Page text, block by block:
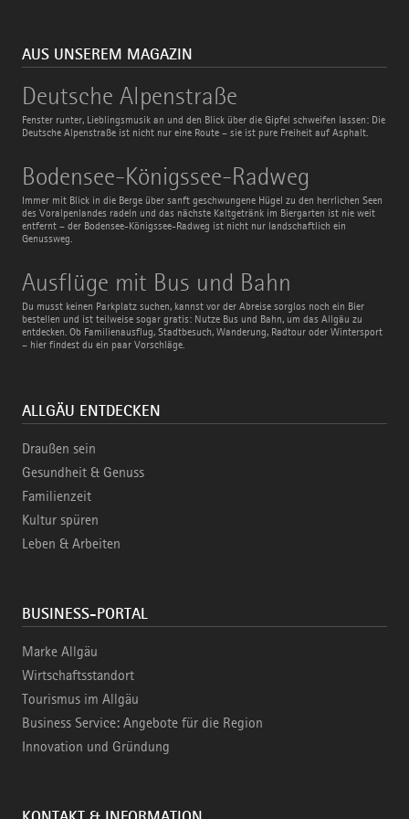
AUS UNSEREM MAGAZIN
Deutsche Alpenstraße
Fenster runter, Lieblingsmusik an und den Blick über die Gipfel schweifen lassen: Die
Deutsche Alpenstraße ist nicht nur eine Route – sie ist pure Freiheit auf Asphalt.
Deutsche
Alpenstraße
Bodensee-Königssee-Radweg
Immer mit Blick in die Berge über sanft geschwungene Hügel zu den herrlichen Seen
des Voralpenlandes radeln und das nächste Kaltgetränk im Biergarten ist nie weit
entfernt – der Bodensee-Königssee-Radweg ist nicht nur landschaftlich ein
Genussweg.
Bodensee-
Königssee-
Radweg
Ausflüge mit Bus und Bahn
Du musst keinen Parkplatz suchen, kannst vor der Abreise sorglos noch ein Bier
bestellen und ist teilweise sogar gratis: Nutze Bus und Bahn, um das Allgäu zu
entdecken. Ob Familienausflug, Stadtbesuch, Wanderung, Radtour oder Wintersport
– hier findest du ein paar Vorschläge.
Ausflüge
mit
Bus
und
Bahn
ALLGÄU ENTDECKEN
Draußen sein
Gesundheit & Genuss
Familienzeit
Kultur spüren
Leben & Arbeiten
BUSINESS-PORTAL
Marke Allgäu
Wirtschaftsstandort
Tourismus im Allgäu
Business Service: Angebote für die Region
Innovation und Gründung